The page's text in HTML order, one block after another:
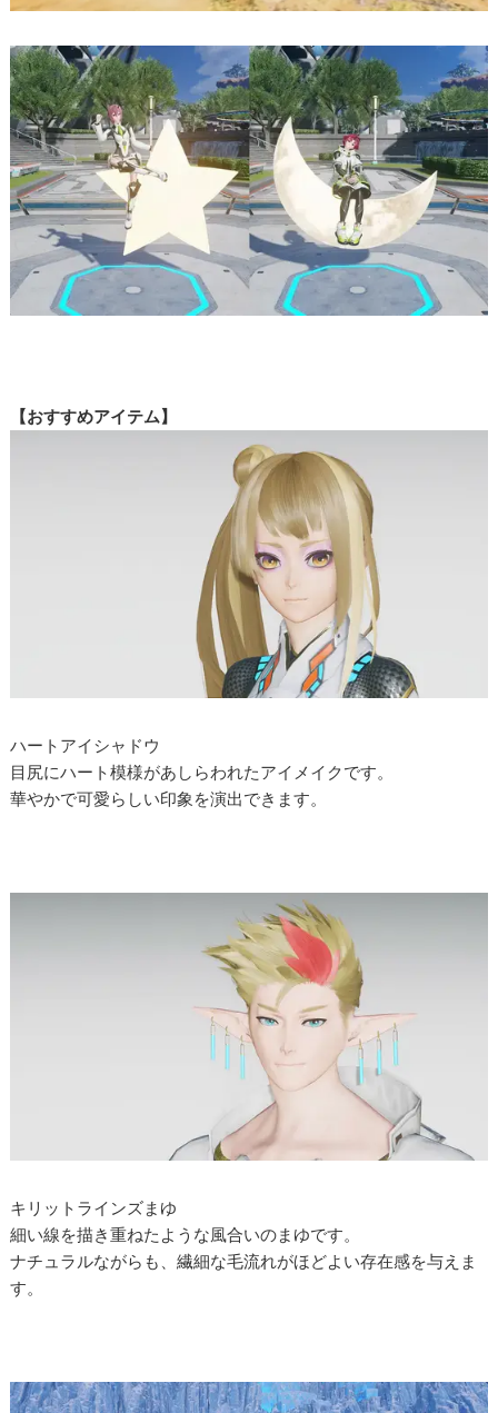
【おすすめアイテム】
ハートアイシャドウ
目尻にハート模様があしらわれたアイメイクです。
華やかで可愛らしい印象を演出できます。
キリットラインズまゆ
細い線を描き重ねたような風合いのまゆです。
ナチュラルながらも、繊細な毛流れがほどよい存在感を与えま
す。